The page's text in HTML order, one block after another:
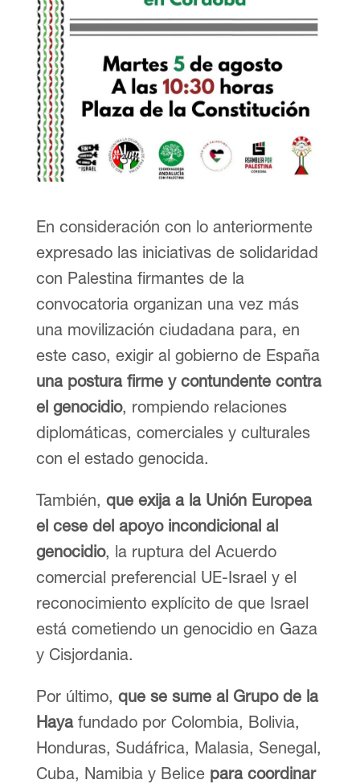
En consideración con lo anteriormente
expresado las iniciativas de solidaridad
con Palestina firmantes de la
convocatoria organizan una vez más
una movilización ciudadana para, en
este caso, exigir al gobierno de España
una postura firme y contundente contra
el genocidio, rompiendo relaciones
diplomáticas, comerciales y culturales
con el estado genocida.
También, que exija a la Unión Europea
el cese del apoyo incondicional al
genocidio, la ruptura del Acuerdo
comercial preferencial UE-Israel y el
reconocimiento explícito de que Israel
está cometiendo un genocidio en Gaza
y Cisjordania.
Por último, que se sume al Grupo de la
Hayafundado por Colombia, Bolivia,
Honduras, Sudáfrica, Malasia, Senegal,
Cuba, Namibia y Belicepara coordinar